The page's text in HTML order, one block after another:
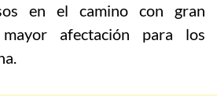
en el camino con gran
afectación para los